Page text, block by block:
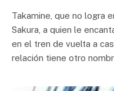
Takamine, que no logra
Sakura, a quien le
en el tren de vuelta a
relación tiene otro